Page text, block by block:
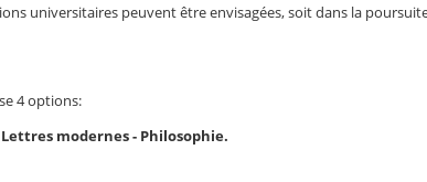
universitaires peuvent être envisagées, soit dans la
4 options:
modernes - Philosophie.